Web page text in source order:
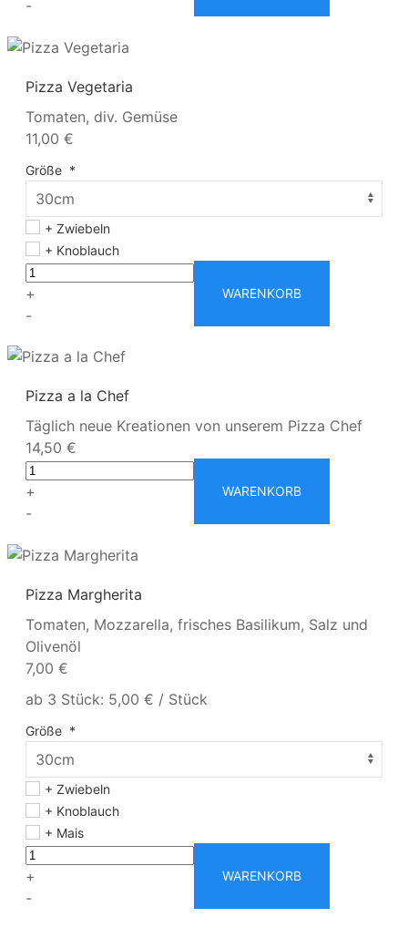
-
Pizza Vegetaria
Tomaten, div. Gemüse
11,00 €
Größe *
+ Zwiebeln
+ Knoblauch
+
-
WARENKORB
Pizza a la Chef
Täglich neue Kreationen von unserem Pizza Chef
14,50 €
+
-
WARENKORB
Pizza Margherita
Tomaten, Mozzarella, frisches Basilikum, Salz und
Olivenöl
7,00 €
ab 3 Stück: 5,00 € / Stück
Größe *
+ Zwiebeln
+ Knoblauch
+ Mais
+
-
WARENKORB